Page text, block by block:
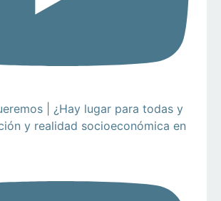
| ¿Hay lugar para todas y
y realidad socioeconómica en